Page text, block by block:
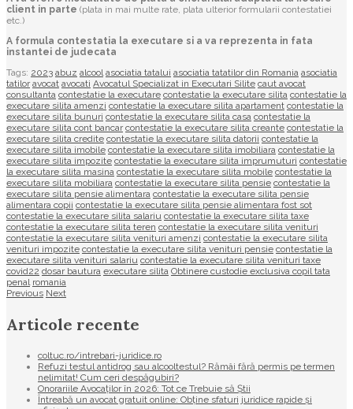
client in parte (plata in mai multe rate, plata ulterior formularii contestatiei
etc.)
A formula contestatia la executare si a va reprezenta in fata
instantei de judecata
Tags: 2023 abuz alcool asociatia tatalui asociatia tatatilor din Romania asociatia
tatilor avocat avocati Avocatul Specializat in Executari Silite caut avocat
consultanta contestatie la executare contestatie la executare silita contestatie la
executare silita amenzi contestatie la executare silita apartament contestatie la
executare silita bunuri contestatie la executare silita casa contestatie la
executare silita cont bancar contestatie la executare silita creante contestatie la
executare silita credite contestatie la executare silita datorii contestatie la
executare silita imobile contestatie la executare silita imobiliara contestatie la
executare silita impozite contestatie la executare silita imprumuturi contestatie
la executare silita masina contestatie la executare silita mobile contestatie la
executare silita mobiliara contestatie la executare silita pensie contestatie la
executare silita pensie alimentara contestatie la executare silita pensie
alimentara copii contestatie la executare silita pensie alimentara fost sot
contestatie la executare silita salariu contestatie la executare silita taxe
contestatie la executare silita teren contestatie la executare silita venituri
contestatie la executare silita venituri amenzi contestatie la executare silita
venituri impozite contestatie la executare silita venituri pensie contestatie la
executare silita venituri salariu contestatie la executare silita venituri taxe
covid22 dosar bautura executare silita Obtinere custodie exclusiva copil tata
penal romania
Previous Next
Articole recente
coltuc.ro/intrebari-juridice.ro
Refuzi testul antidrog sau alcooltestul? Rămâi fără permis pe termen
nelimitat! Cum ceri despăgubiri?
Onorariile Avocaților în 2026: Tot ce Trebuie să Știi
Întreabă un avocat gratuit online: Obține sfaturi juridice rapide și